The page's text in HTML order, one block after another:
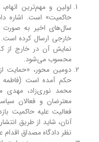
اولین و مهم‌ترین
حاکمیت» است. اشاره
سال‌های اخیر به صورت
خارجی ارسال کرده
نمایش آن در خارج از
محسوب می‌شود.
دومین محور، «حمایت
حکم آمده است (فاطمه
محمد نوری‌زاد، مهدی
معترضان و فعالان
فعالیت علیه حاکمیت
آنان، شاید از طریق
نظر دادگاه مصداق